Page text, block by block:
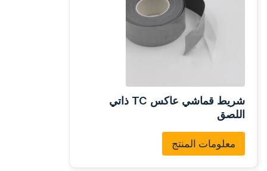
شريط قماشي عاكس TC ذاتي
اللصق
معلومات المنتج